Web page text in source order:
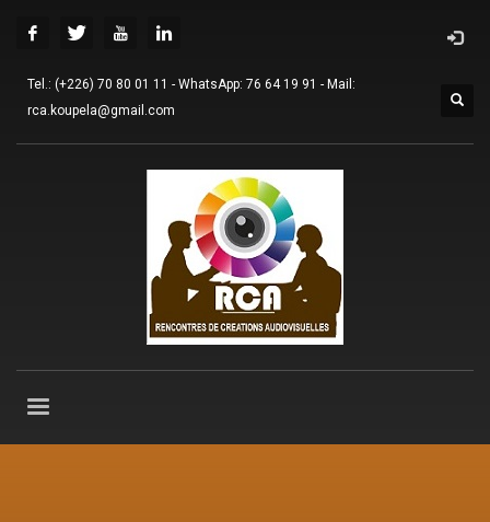
Tel.: (+226) 70 80 01 11 - WhatsApp: 76 64 19 91 - Mail:
rca.koupela@gmail.com